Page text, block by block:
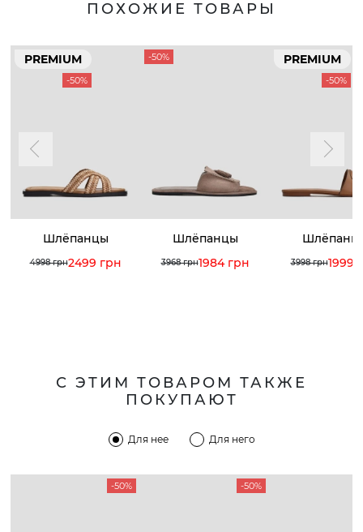
ПОХОЖИЕ ТОВАРЫ
PREMIUM
-50%
Шлёпанцы
4998 грн2499 грн
-50%
Шлёпанцы
3968 грн1984 грн
PREMIUM
-50%
3998 грн1999
С ЭТИМ ТОВАРОМ ТАКЖЕ
ПОКУПАЮТ
Для нее Для него
-50% -50%